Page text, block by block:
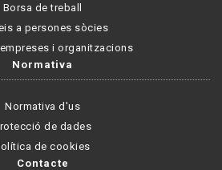
Borsa de treball
a persones sòcies
i organitzacions
Normativa
Normativa d'us
de dades
de cookies
Contacte